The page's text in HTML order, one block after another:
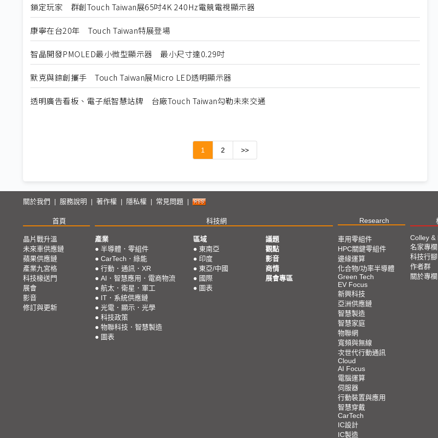
鎖定玩家 群創Touch Taiwan展65吋4K 240Hz電競電視顯示器
康寧在台20年 Touch Taiwan特展登場
智晶開發PMOLED最小微型顯示器 最小尺寸達0.29吋
默克與錼創攜手 Touch Taiwan展Micro LED透明顯示器
透明廣告看板、電子紙智慧站牌 台廠Touch Taiwan勾勒未來交通
1 2 >>
關於我們 服務說明 著作權 隱私權 常見問題
首頁 科技網 Research
晶片戰升溫
未來車供應鏈
蘋果供應鏈
產業九宮格
科技椽送門
展會
影音
修訂與更新
產業
● 半導體．零組件
● CarTech．綠能
● 行動．通訊．XR
● AI．智慧應用．電商物流
● 航太．衛星．軍工
● IT．系統供應鏈
● 光電．顯示．光學
● 科技政策
● 物聯科技．智慧製造
● 圖表
區域
● 東南亞
● 印度
● 東亞/中國
● 國際
● 圖表
議題
觀點
影音
商情
展會專區
車用零組件
HPC關鍵零組件
邊緣運算
化合物/功率半導體
Green Tech
EV Focus
新興科技
亞洲供應鏈
智慧製造
智慧家庭
物聯網
寬頻與無線
次世代行動通訊
Cloud
AI Focus
電腦運算
伺服器
行動裝置與應用
智慧穿戴
CarTech
IC設計
IC製造
Colley &
名家專欄
科技行腳
作者群
關於專欄